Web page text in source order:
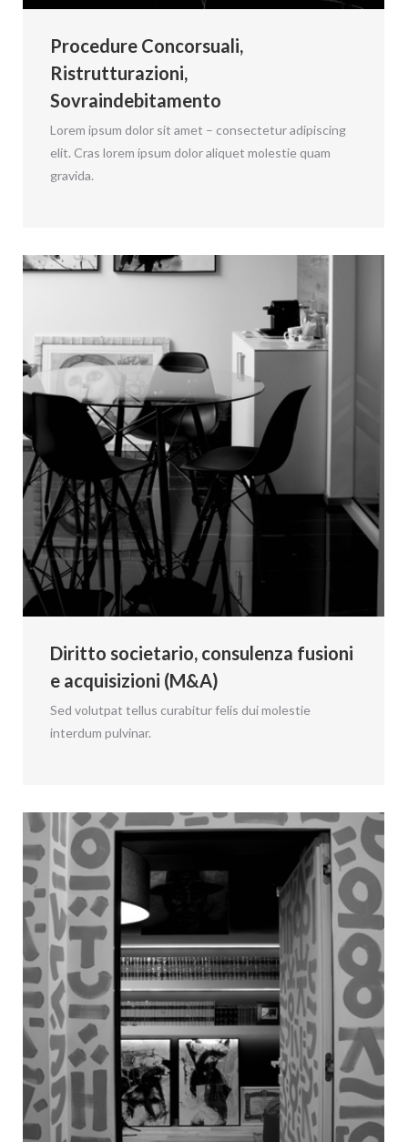
Procedure Concorsuali,
Ristrutturazioni,
Sovraindebitamento
Lorem ipsum dolor sit amet – consectetur adipiscing
elit. Cras lorem ipsum dolor aliquet molestie quam
gravida.
Diritto societario, consulenza fusioni
e acquisizioni (M&A)
Sed volutpat tellus curabitur felis dui molestie
interdum pulvinar.